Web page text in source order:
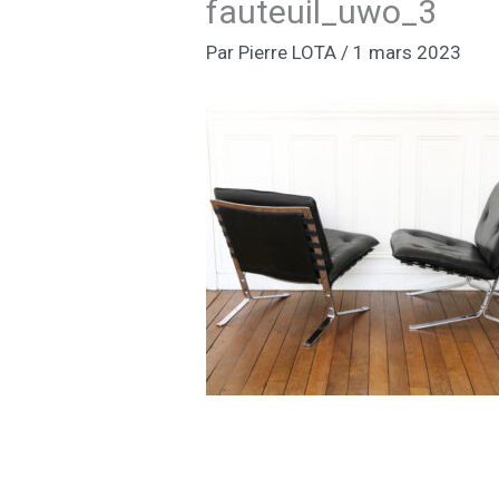
fauteuil_uwo_3
Par Pierre LOTA / 1 mars 2023